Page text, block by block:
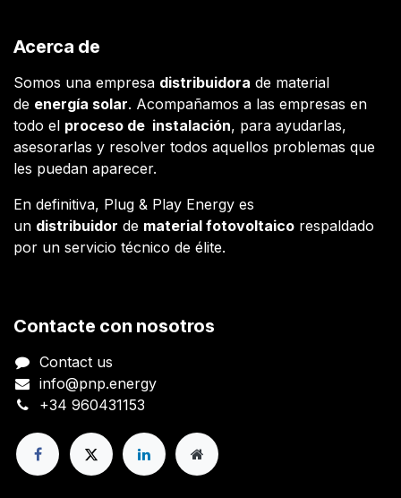
Acerca de
Somos una empresa distribuidora de material
de energía solar. Acompañamos a las empresas en
todo el proceso de instalación, para ayudarlas,
asesorarlas y resolver todos aquellos problemas que
les puedan aparecer.
En definitiva, Plug & Play Energy es
un distribuidor de material fotovoltaico respaldado
por un servicio técnico de élite.
Contacte con nosotros
Contact us
info@pnp.energy
+34 960431153